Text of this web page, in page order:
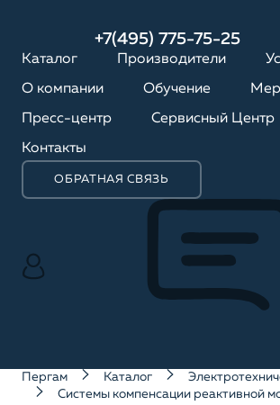
+7(495) 775-75-25
Каталог Производители
О компании Обучение
Пресс-центр Сервисный Центр
Контакты
ОБРАТНАЯ СВЯЗЬ
Пергам Каталог
Системы компенсации реактивной